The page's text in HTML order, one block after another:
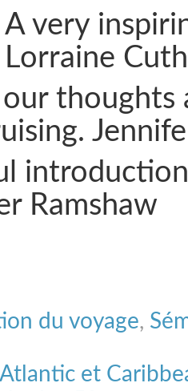
A very
Lorraine
our
Ramshaw
du voyage,
Atlantic et